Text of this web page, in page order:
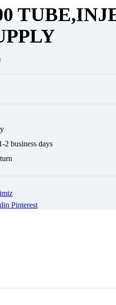
2 business days
Pinterest